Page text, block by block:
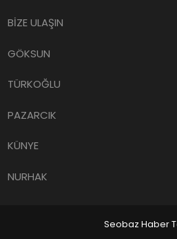
BİZE ULAŞIN
GÖKSUN
TÜRKOĞLU
PAZARCIK
KÜNYE
NURHAK
Seobaz Haber